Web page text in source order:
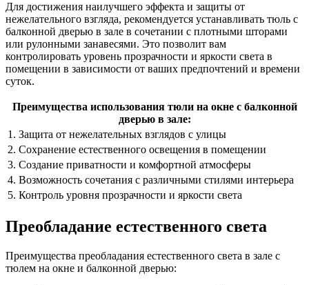
Для достижения наилучшего эффекта и защиты от
нежелательного взгляда, рекомендуется устанавливать тюль с
балконной дверью в зале в сочетании с плотными шторами
или рулонными занавесями. Это позволит вам
контролировать уровень прозрачности и яркости света в
помещении в зависимости от ваших предпочтений и времени
суток.
Преимущества использования тюли на окне с балконной
дверью в зале:
1. Защита от нежелательных взглядов с улицы
2. Сохранение естественного освещения в помещении
3. Создание приватности и комфортной атмосферы
4. Возможность сочетания с различными стилями интерьера
5. Контроль уровня прозрачности и яркости света
Преобладание естественного света
Преимущества преобладания естественного света в зале с
тюлем на окне и балконной дверью: